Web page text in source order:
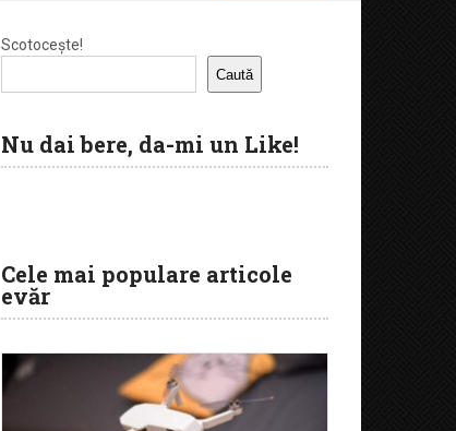
Scotocește!
Caută
Nu dai bere, da-mi un Like!
Cele mai populare articole
evăr